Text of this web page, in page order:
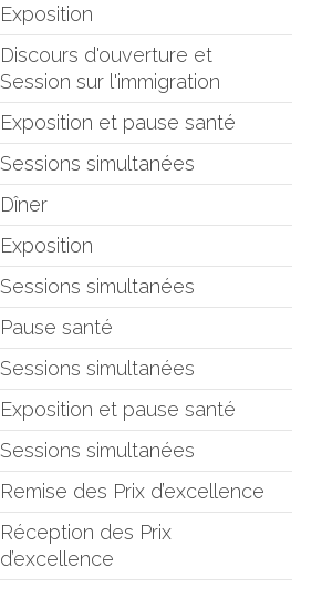
Exposition
Discours d'ouverture et
Session sur l'immigration
Exposition et pause santé
Sessions simultanées
Dîner
Exposition
Sessions simultanées
Pause santé
Sessions simultanées
Exposition et pause santé
Sessions simultanées
Remise des Prix d’excellence
Réception des Prix
d’excellence